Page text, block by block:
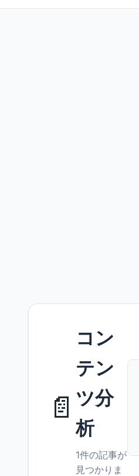
📄
コン
テン
ツ分
析
1件の記事が
見つかりま